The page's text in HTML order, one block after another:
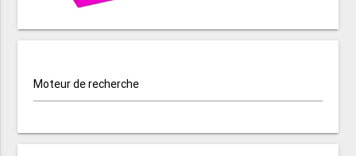
Moteur de recherche